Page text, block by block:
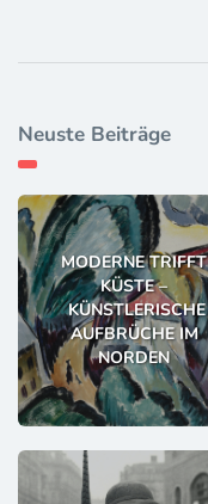
Neuste Beiträge
MODERNE TRIFFT
KÜSTE –
KÜNSTLERISCHE
AUFBRÜCHE IM
NORDEN